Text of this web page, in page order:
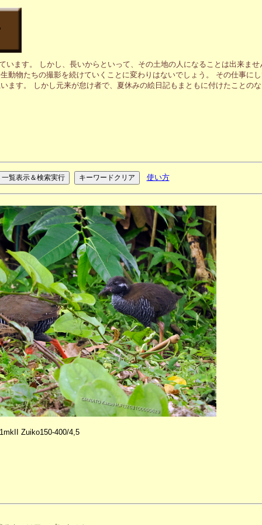
ます。 しかし、長いからといって、その土地の人になることは出来ま
物たちの撮影を続けていくことに変わりはないでしょう。 その仕事に
す。 しかし元来が怠け者で、夏休みの絵日記もまともに付けたことの
使い方
Zuiko150-400/4,5